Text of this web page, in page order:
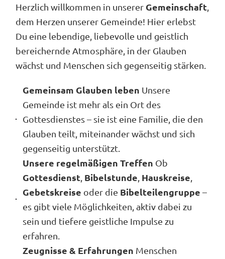
Herzlich willkommen in unserer Gemeinschaft
dem Herzen unserer Gemeinde! Hier erlebst
Du eine lebendige, liebevolle und geistlich
bereichernde Atmosphäre, in der Glauben
wächst und Menschen sich gegenseitig stärken.
Gemeinsam Glauben leben Unsere
Gemeinde ist mehr als ein Ort des
Gottesdienstes – sie ist eine Familie, die den
Glauben teilt, miteinander wächst und sich
gegenseitig unterstützt.
Unsere regelmäßigen Treffen Ob
Gottesdienst Bibelstunde Hauskreise
Gebetskreise oder die Bibelteilengruppe –
es gibt viele Möglichkeiten, aktiv dabei zu
sein und tiefere geistliche Impulse zu
erfahren.
Zeugnisse & Erfahrungen Menschen